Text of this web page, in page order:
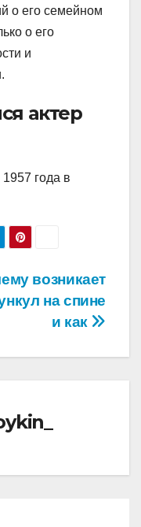
о его семейном
о его
и
актер
года в
возникает
на спине
и как